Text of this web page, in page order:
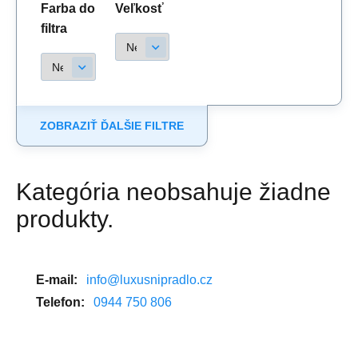
Farba do
filtra
Veľkosť
ZOBRAZIŤ ĎALŠIE FILTRE
Kategória neobsahuje žiadne
produkty.
E-mail:
info@luxusnipradlo.cz
Telefon:
0944 750 806